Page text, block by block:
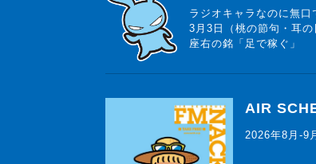
ラジオキャラなのに無
3月3日（桃の節句・耳の
座右の銘「足で稼ぐ」
AIR
2026年8月-9